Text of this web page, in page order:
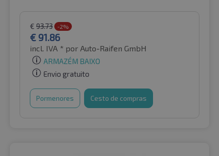
€ 93.73 -2%
€ 91.86
incl. IVA * por Auto-Raifen GmbH
ARMAZÉM BAIXO
Envio gratuito
Pormenores Cesto de compras